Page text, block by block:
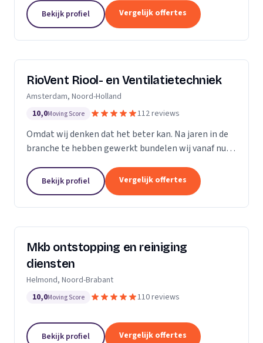
te vertellen. Wat niet gewijzigd is in al...
Bekijk profiel Vergelijk offertes
RioVent Riool- en Ventilatietechniek
Amsterdam, Noord-Holland
10,0Moving Score 112 reviews
Omdat wij denken dat het beter kan. Na jaren in de
branche te hebben gewerkt bundelen wij vanaf nu
ventilatie zijn wij multi-inzetbaar. Wij focussen ons...
Bekijk profiel Vergelijk offertes
Mkb ontstopping en reiniging
diensten
Helmond, Noord-Brabant
10,0Moving Score 110 reviews
Bekijk profiel Vergelijk offertes